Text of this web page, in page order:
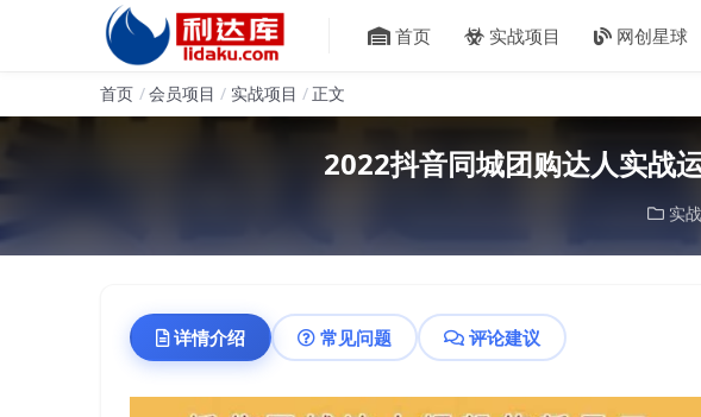
首页 实战项目 网创星球
首页 会员项目 实战项目 正文
2022抖音同城团购达人实战
实
详情介绍 常见问题 评论建议